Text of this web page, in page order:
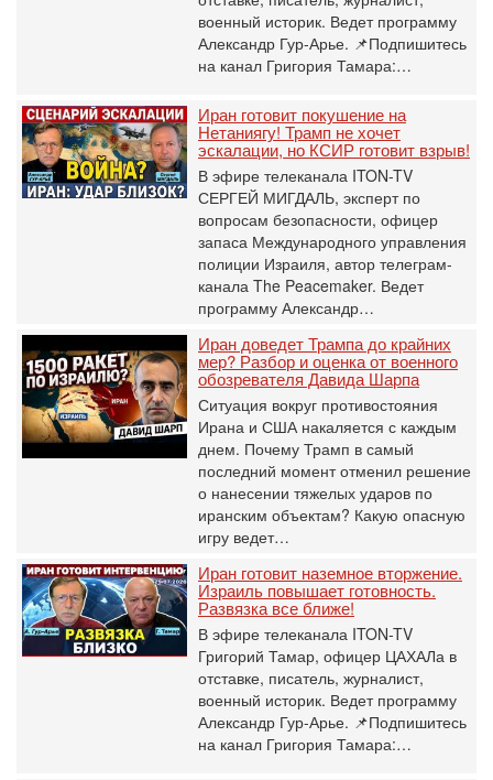
военный историк. Ведет программу
Александр Гур-Арье. 📌Подпишитесь
на канал Григория Тамара:…
Иран готовит покушение на
Нетаниягу! Трамп не хочет
эскалации, но КСИР готовит взрыв!
В эфире телеканала ITON-TV
СЕРГЕЙ МИГДАЛЬ, эксперт по
вопросам безопасности, офицер
запаса Международного управления
полиции Израиля, автор телеграм-
канала The Peacemaker. Ведет
программу Александр…
Иран доведет Трампа до крайних
мер? Разбор и оценка от военного
обозревателя Давида Шарпа
Ситуация вокруг противостояния
Ирана и США накаляется с каждым
днем. Почему Трамп в самый
последний момент отменил решение
о нанесении тяжелых ударов по
иранским объектам? Какую опасную
игру ведет…
Иран готовит наземное вторжение.
Израиль повышает готовность.
Развязка все ближе!
В эфире телеканала ITON-TV
Григорий Тамар, офицер ЦАХАЛа в
отставке, писатель, журналист,
военный историк. Ведет программу
Александр Гур-Арье. 📌Подпишитесь
на канал Григория Тамара:…